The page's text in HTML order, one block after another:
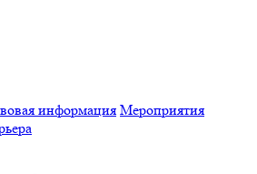
информация Мероприятия